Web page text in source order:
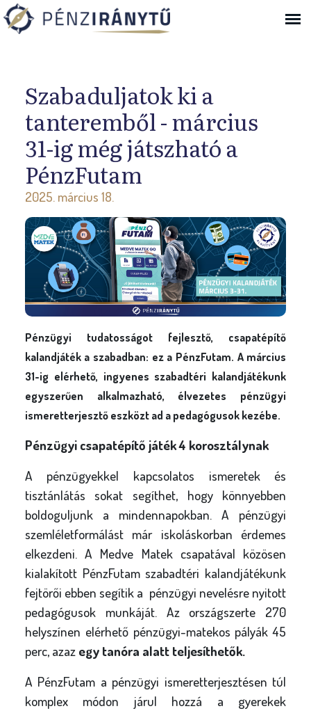
Ugrás a navigációhoz
Szabaduljatok ki a
tanteremből - március
31-ig még játszható a
PénzFutam
2025. március 18.
Pénzügyi tudatosságot fejlesztő, csapatépítő
kalandjáték a szabadban: ez a PénzFutam. A március
31-ig elérhető, ingyenes szabadtéri kalandjátékunk
egyszerűen alkalmazható, élvezetes pénzügyi
ismeretterjesztő eszközt ad a pedagógusok kezébe.
Pénzügyi csapatépítő játék 4 korosztálynak
A pénzügyekkel kapcsolatos ismeretek és
tisztánlátás sokat segíthet, hogy könnyebben
boldoguljunk a mindennapokban. A pénzügyi
szemléletformálást már iskoláskorban érdemes
elkezdeni. A Medve Matek csapatával közösen
kialakított PénzFutam szabadtéri kalandjátékunk
fejtörői ebben segítik a pénzügyi nevelésre nyitott
pedagógusok munkáját. Az országszerte 270
helyszínen elérhető pénzügyi-matekos pályák 45
perc, azaz egy tanóra alatt teljesíthetők.
A PénzFutam a pénzügyi ismeretterjesztésen túl
komplex módon járul hozzá a gyerekek